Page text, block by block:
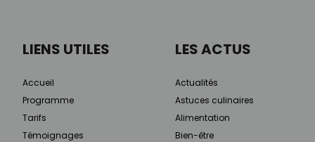
LIENS UTILES
Accueil
Programme
Tarifs
Témoignages
LES ACTUS
Actualités
Astuces culinaires
Alimentation
Bien-être